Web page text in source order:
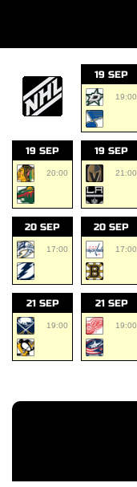
19 SEP
19:00
19 SEP
20:00
19 SEP
21:00
20 SEP
17:00
20 SEP
17:00
21 SEP
19:00
21 SEP
19:00